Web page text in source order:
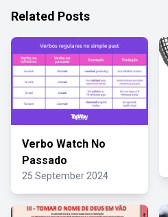
Related Posts
Verbo Watch No
Passado
25 September 2024